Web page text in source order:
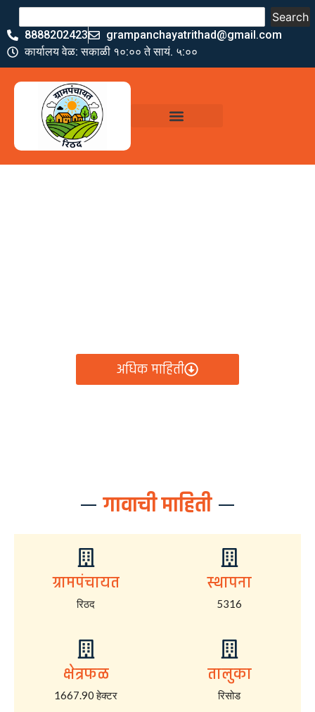
Search
8888202423
grampanchayatrithad@gmail.com
कार्यालय वेळ: सकाळी १०:०० ते सायं. ५:००
अधिक माहिती
गावाची माहिती
ग्रामपंचायत
रिठद
स्थापना
5316
क्षेत्रफळ
1667.90 हेक्टर
तालुका
रिसोड